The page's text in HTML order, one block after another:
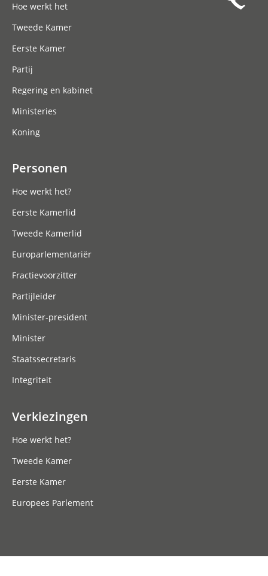
Hoe werkt het
Tweede Kamer
Eerste Kamer
Partij
Regering en kabinet
Ministeries
Koning
Personen
Hoe werkt het?
Eerste Kamerlid
Tweede Kamerlid
Europarlementariër
Fractievoorzitter
Partijleider
Minister-president
Minister
Staatssecretaris
Integriteit
Verkiezingen
Hoe werkt het?
Tweede Kamer
Eerste Kamer
Europees Parlement